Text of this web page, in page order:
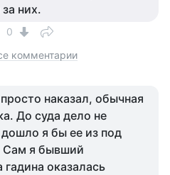
них.
0
комментарии
наказал, обычная
До суда дело не
я бы ее из под
Сам я бывший
оказалась